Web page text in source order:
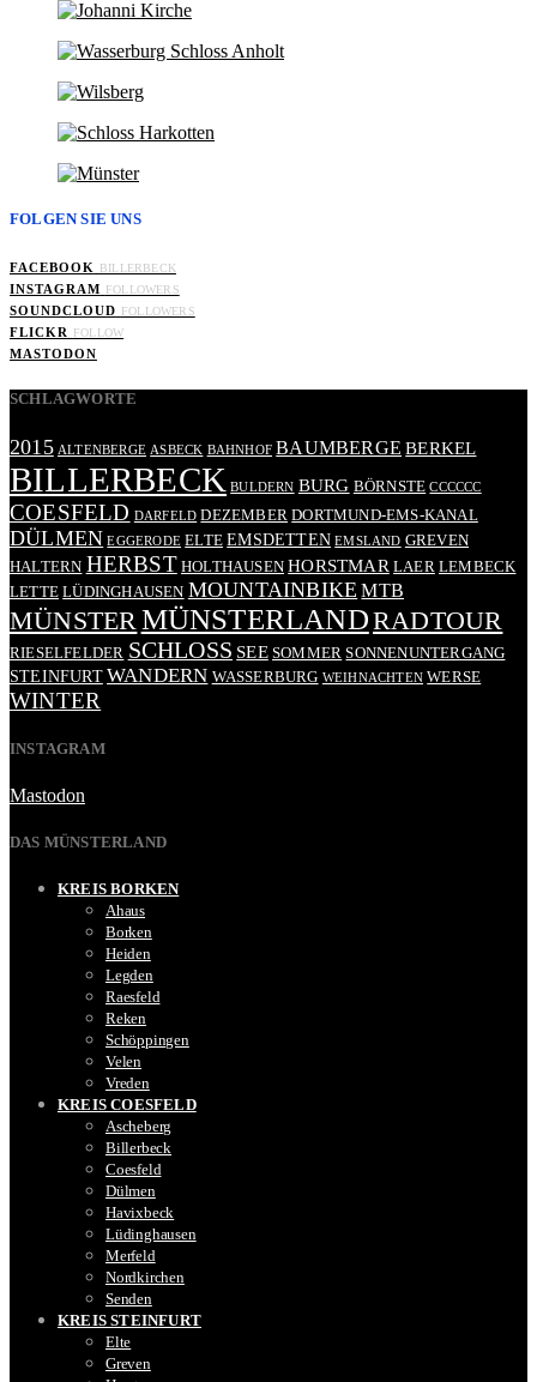
FOLGEN SIE UNS
FACEBOOK BILLERBECK
INSTAGRAM FOLLOWERS
SOUNDCLOUD FOLLOWERS
FLICKR FOLLOW
MASTODON
SCHLAGWORTE
2015 ALTENBERGE ASBECK BAHNHOF BAUMBERGE BERKEL
BILLERBECK BULDERN BURG BÖRNSTE CCCCCC
COESFELD DARFELD DEZEMBER DORTMUND-EMS-KANAL
DÜLMEN EGGERODE ELTE EMSDETTEN EMSLAND GREVEN
HALTERN HERBST HOLTHAUSEN HORSTMAR LAER LEMBECK
LETTE LÜDINGHAUSEN MOUNTAINBIKE MTB
MÜNSTER MÜNSTERLANDRADTOUR
RIESELFELDER SCHLOSS SEE SOMMER SONNENUNTERGANG
STEINFURT WANDERN WASSERBURG WEIHNACHTEN WERSE
WINTER
INSTAGRAM
Mastodon
DAS MÜNSTERLAND
KREIS BORKEN
Ahaus
Borken
Heiden
Legden
Raesfeld
Reken
Schöppingen
Velen
Vreden
KREIS COESFELD
Ascheberg
Billerbeck
Coesfeld
Dülmen
Havixbeck
Lüdinghausen
Merfeld
Nordkirchen
Senden
KREIS STEINFURT
Elte
Greven